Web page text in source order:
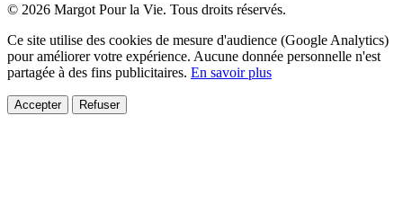
© 2026 Margot Pour la Vie. Tous droits réservés.
Ce site utilise des cookies de mesure d'audience (Google Analytics)
pour améliorer votre expérience. Aucune donnée personnelle n'est
partagée à des fins publicitaires. En savoir plus
Accepter Refuser